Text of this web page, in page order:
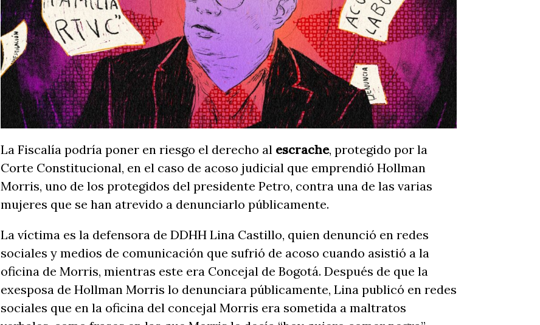
La Fiscalía podría poner en riesgo el derecho al escrache, protegido por la
Corte Constitucional, en el caso de acoso judicial que emprendió Hollman
Morris, uno de los protegidos del presidente Petro, contra una de las varias
mujeres que se han atrevido a denunciarlo públicamente.
La víctima es la defensora de DDHH Lina Castillo, quien denunció en redes
sociales y medios de comunicación que sufrió de acoso cuando asistió a la
oficina de Morris, mientras este era Concejal de Bogotá. Después de que la
exesposa de Hollman Morris lo denunciara públicamente, Lina publicó en redes
sociales que en la oficina del concejal Morris era sometida a maltratos